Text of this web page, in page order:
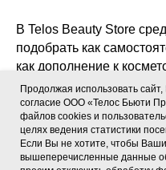
В Telos Beauty Store
подобрать как
как дополнение к
клинике Telos Beauty.
инъекционных,
часто требуется
восстановление,
комфортный режим
Продолжая использовать
согласие ООО «Телос Бьюти
файлов cookies и
целях ведения статистики
Если Вы не хотите, чтобы Ваши
вышеперечисленные данные